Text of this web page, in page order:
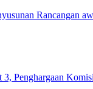
Rancangan
Penghargaan